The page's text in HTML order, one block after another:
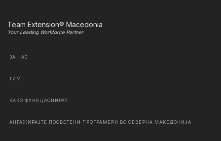
Team Extension® Macedonia
Your Leading Workforce Partner
ЗА НАС
ТИМ
КАКО ФУНКЦИОНИРА?
АНГАЖИРАЈТЕ ПОСВЕТЕНИ ПРОГРАМЕРИ ВО СЕВЕРНА МАКЕДОНИЈА